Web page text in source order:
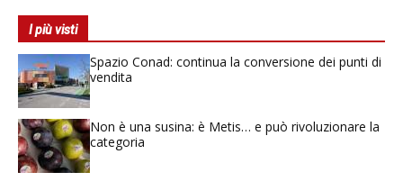
I più visti
Spazio Conad: continua la conversione dei punti di
vendita
Non è una susina: è Metis… e può rivoluzionare la
categoria